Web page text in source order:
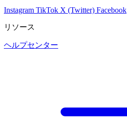
Instagram TikTok X (Twitter) Facebook
リソース
ヘルプセンター